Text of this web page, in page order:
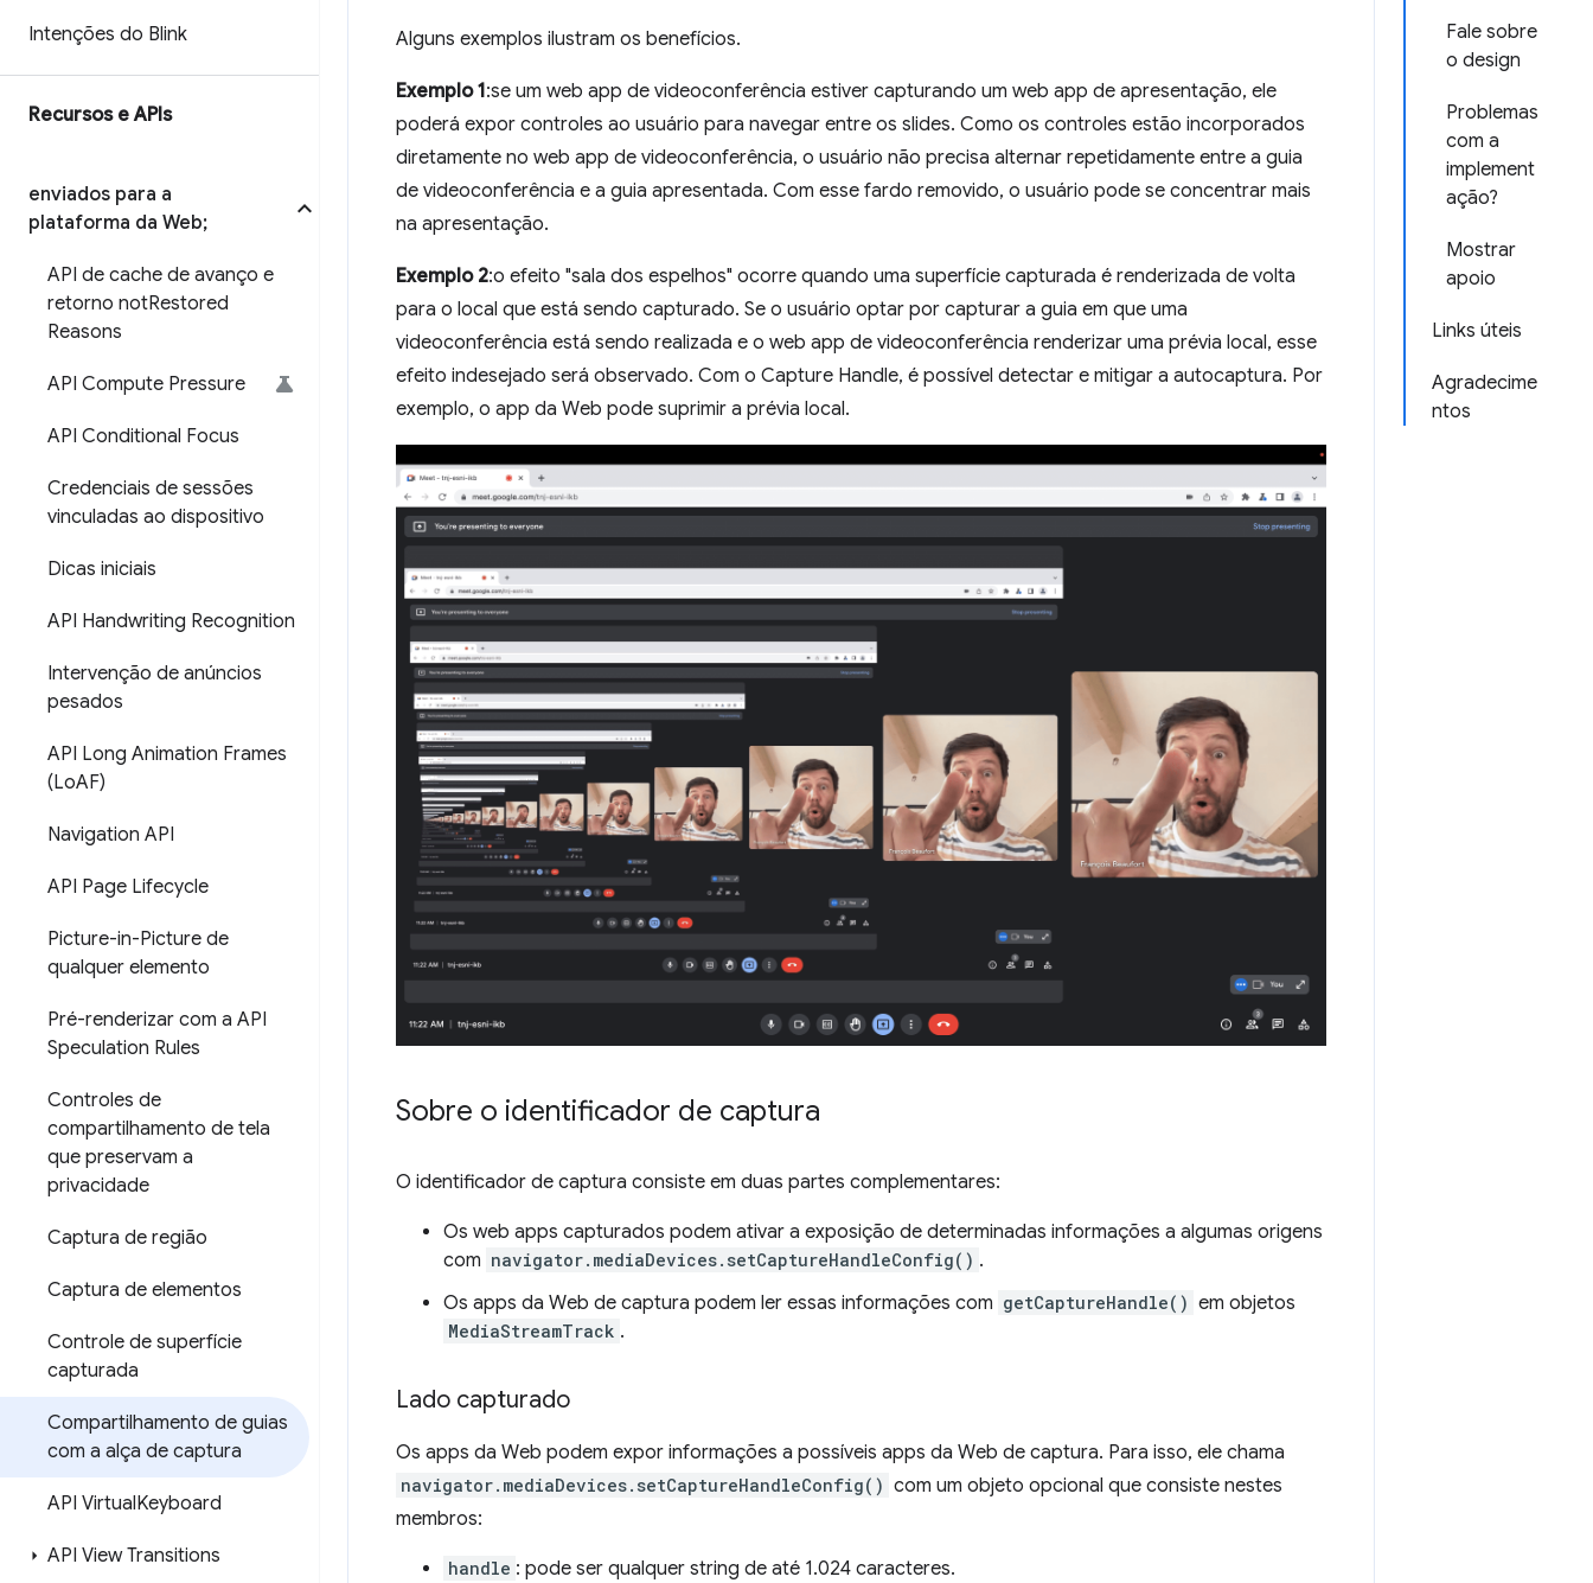
Intenções do Blink
Recursos e APIs
enviados para a
plataforma da Web;
API de cache de avanço e
retorno notRestored
Reasons
API Compute Pressure
API Conditional Focus
Credenciais de sessões
vinculadas ao dispositivo
Dicas iniciais
API Handwriting Recognition
Intervenção de anúncios
pesados
API Long Animation Frames
(LoAF)
Navigation API
API Page Lifecycle
Picture-in-Picture de
qualquer elemento
Pré-renderizar com a API
Speculation Rules
Controles de
compartilhamento de tela
que preservam a
privacidade
Captura de região
Captura de elementos
Controle de superfície
capturada
Compartilhamento de guias
com a alça de captura
API VirtualKeyboard
API View Transitions
Fale sobre
o design
Problemas
com a
implement
ação?
Mostrar
apoio
Links úteis
Agradecime
ntos
Alguns exemplos ilustram os benefícios.
Exemplo 1:se um web app de videoconferência estiver capturando um web app de apresentação, ele
poderá expor controles ao usuário para navegar entre os slides. Como os controles estão incorporados
diretamente no web app de videoconferência, o usuário não precisa alternar repetidamente entre a guia
de videoconferência e a guia apresentada. Com esse fardo removido, o usuário pode se concentrar mais
na apresentação.
Exemplo 2:o efeito "sala dos espelhos" ocorre quando uma superfície capturada é renderizada de volta
para o local que está sendo capturado. Se o usuário optar por capturar a guia em que uma
videoconferência está sendo realizada e o web app de videoconferência renderizar uma prévia local, esse
efeito indesejado será observado. Com o Capture Handle, é possível detectar e mitigar a autocaptura. Por
exemplo, o app da Web pode suprimir a prévia local.
Sobre o identificador de captura
O identificador de captura consiste em duas partes complementares:
Os web apps capturados podem ativar a exposição de determinadas informações a algumas origens
com navigator.mediaDevices.setCaptureHandleConfig() .
Os apps da Web de captura podem ler essas informações com getCaptureHandle() em objetos
MediaStreamTrack .
Lado capturado
Os apps da Web podem expor informações a possíveis apps da Web de captura. Para isso, ele chama
navigator.mediaDevices.setCaptureHandleConfig() com um objeto opcional que consiste nestes
membros:
handle : pode ser qualquer string de até 1.024 caracteres.